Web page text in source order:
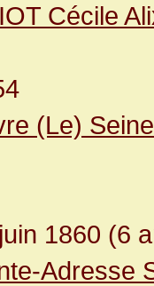
Cécile
(Le)
1860 (6
Adresse